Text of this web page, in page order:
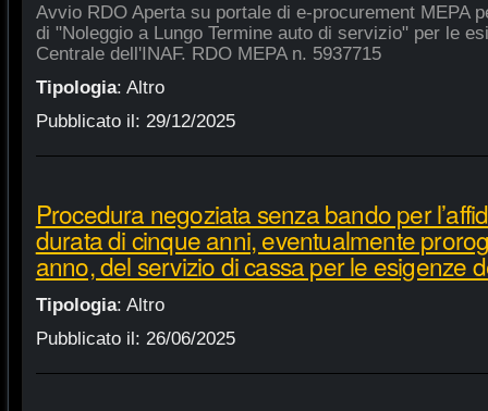
Avvio RDO Aperta su portale di e-procurement MEPA
di "Noleggio a Lungo Termine auto di servizio" per le
Centrale dell'INAF. RDO MEPA n. 5937715
Tipologia: Altro
Pubblicato il: 29/12/2025
Procedura negoziata senza bando per
durata di cinque anni, eventualmente
anno, del servizio di cassa per le esigenze
Tipologia: Altro
Pubblicato il: 26/06/2025